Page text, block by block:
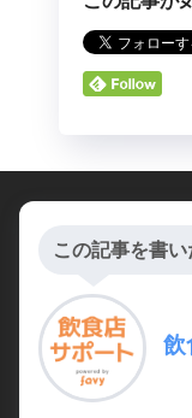
この記事を書い
飲